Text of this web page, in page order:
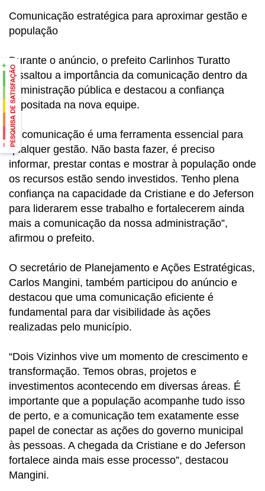
Comunicação estratégica para aproximar gestão e
população
Durante o anúncio, o prefeito Carlinhos Turatto
ressaltou a importância da comunicação dentro da
administração pública e destacou a confiança
depositada na nova equipe.
“A comunicação é uma ferramenta essencial para
qualquer gestão. Não basta fazer, é preciso
informar, prestar contas e mostrar à população onde
os recursos estão sendo investidos. Tenho plena
confiança na capacidade da Cristiane e do Jeferson
para liderarem esse trabalho e fortalecerem ainda
mais a comunicação da nossa administração”,
afirmou o prefeito.
O secretário de Planejamento e Ações Estratégicas,
Carlos Mangini, também participou do anúncio e
destacou que uma comunicação eficiente é
fundamental para dar visibilidade às ações
realizadas pelo município.
“Dois Vizinhos vive um momento de crescimento e
transformação. Temos obras, projetos e
investimentos acontecendo em diversas áreas. É
importante que a população acompanhe tudo isso
de perto, e a comunicação tem exatamente esse
papel de conectar as ações do governo municipal
às pessoas. A chegada da Cristiane e do Jeferson
fortalece ainda mais esse processo”, destacou
Mangini.